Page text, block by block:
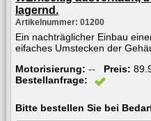
lagernd.
Artikelnummer: 01200
Ein nachträglicher Einbau
eifaches Umstecken der
Motorisierung: -- Preis:
Bestellanfrage:
Bitte bestellen Sie bei